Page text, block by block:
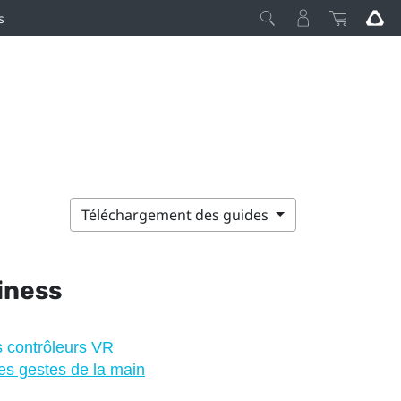
Téléchargement des guides
contrôleurs VR
gestes de la main